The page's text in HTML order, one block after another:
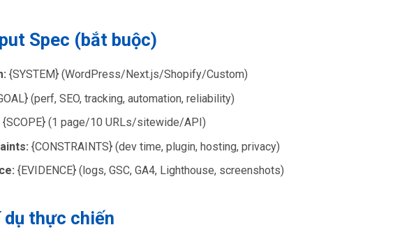
Spec (bắt buộc)
{SYSTEM} (WordPress/Next.js/Shopify/Custom)
(perf, SEO, tracking, automation, reliability)
{SCOPE} (1 page/10 URLs/sitewide/API)
{CONSTRAINTS} (dev time, plugin, hosting, privacy)
{EVIDENCE} (logs, GSC, GA4, Lighthouse, screenshots)
dụ thực chiến